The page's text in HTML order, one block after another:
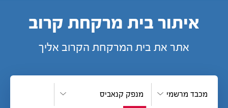
איתור בית מרקחת קרוב
אתר את בית המרקחת הקרוב אליך
מכבד מרשמי מנפק קנאביס